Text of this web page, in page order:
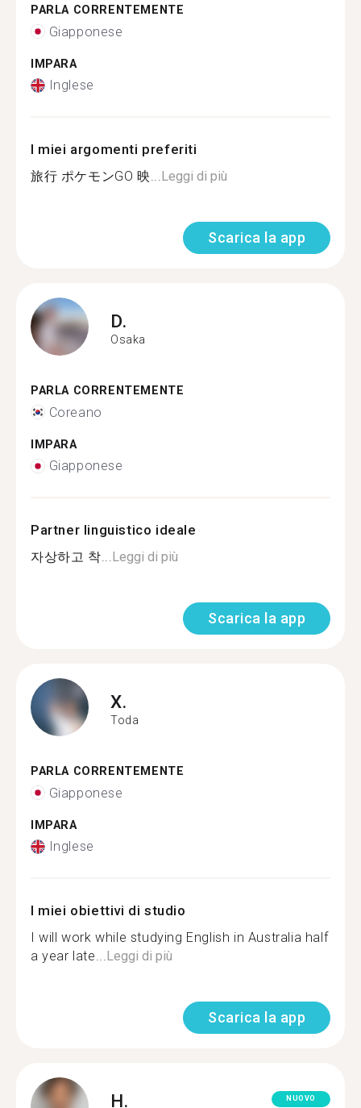
PARLA CORRENTEMENTE
Giapponese
IMPARA
Inglese
I miei argomenti preferiti
旅行 ポケモンGO 映...Leggi di più
Scarica la app
D.
Osaka
PARLA CORRENTEMENTE
Coreano
IMPARA
Giapponese
Partner linguistico ideale
자상하고 착...Leggi di più
Scarica la app
X.
Toda
PARLA CORRENTEMENTE
Giapponese
IMPARA
Inglese
I miei obiettivi di studio
I will work while studying English in Australia half
a year late...Leggi di più
Scarica la app
H. NUOVO